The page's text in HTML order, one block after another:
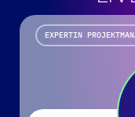
EXPERTIN